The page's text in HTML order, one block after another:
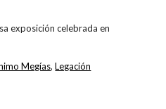
exposición celebrada en
Megías,Legación